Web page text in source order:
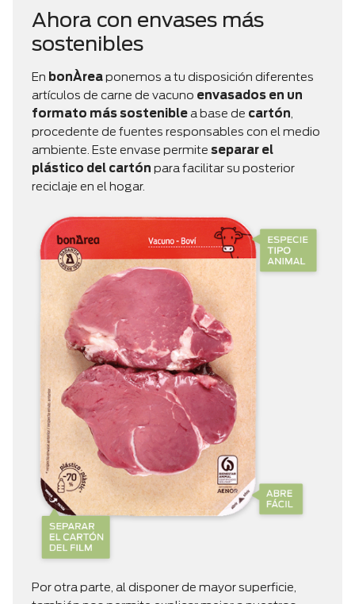
Ahora con envases más
sostenibles
En bonÀreaponemos a tu disposición diferentes
artículos de carne de vacuno envasados en un
formato más sosteniblea base de cartón,
procedente de fuentes responsables con el medio
ambiente. Este envase permite separar el
plástico del cartón para facilitar su posterior
reciclaje en el hogar.
Por otra parte, al disponer de mayor superficie,